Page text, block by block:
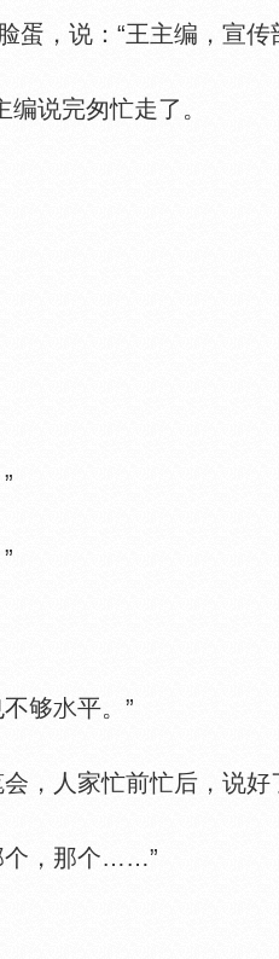
，说：“王主编，宣传
说完匆忙走了。
够 平。”
人家忙前忙后，说好
个，那个……”